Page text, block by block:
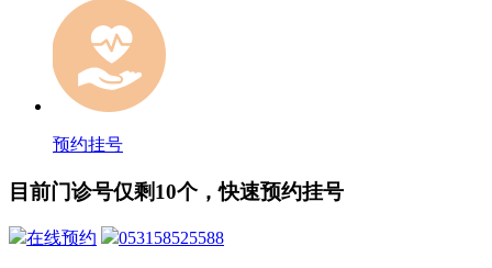
预约挂号
目前门诊号仅剩10个，快速预约挂号
在线预约 053158525588